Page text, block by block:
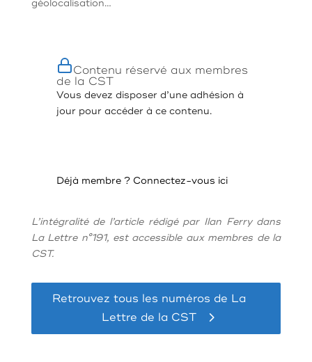
géolocalisation…
Contenu réservé aux membres
de la CST
Vous devez disposer d’une adhésion à
jour pour accéder à ce contenu.
Déjà membre ? Connectez-vous ici
L’intégralité de l’article rédigé par Ilan Ferry dans
La Lettre n°191, est accessible aux membres de la
CST.
Retrouvez tous les numéros de La
Lettre de la CST